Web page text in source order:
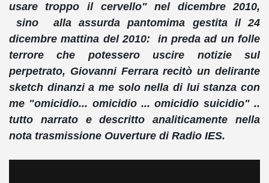
usare troppo il cervello" nel dicembre 2010,
sino alla assurda pantomima gestita il 24
dicembre mattina del 2010: in preda ad un folle
terrore che potessero uscire notizie sul
perpetrato, Giovanni Ferrara recitò un delirante
sketch dinanzi a me solo nella di lui stanza con
me "omicidio... omicidio ... omicidio suicidio" ..
tutto narrato e descritto analiticamente nella
nota trasmissione Ouverture di Radio IES.